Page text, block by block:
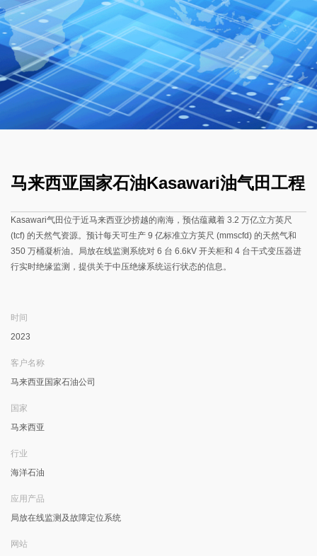
马来西亚国家石油Kasawari油气田工程
Kasawari气田位于近马来西亚沙捞越的南海，预估蕴藏着 3.2 万亿立方英尺
(tcf) 的天然气资源。预计每天可生产 9 亿标准立方英尺 (mmscfd) 的天然气和
350 万桶凝析油。局放在线监测系统对 6 台 6.6kV 开关柜和 4 台干式变压器进
行实时绝缘监测，提供关于中压绝缘系统运行状态的信息。
时间
2023
客户名称
马来西亚国家石油公司
国家
马来西亚
行业
海洋石油
应用产品
局放在线监测及故障定位系统
网站